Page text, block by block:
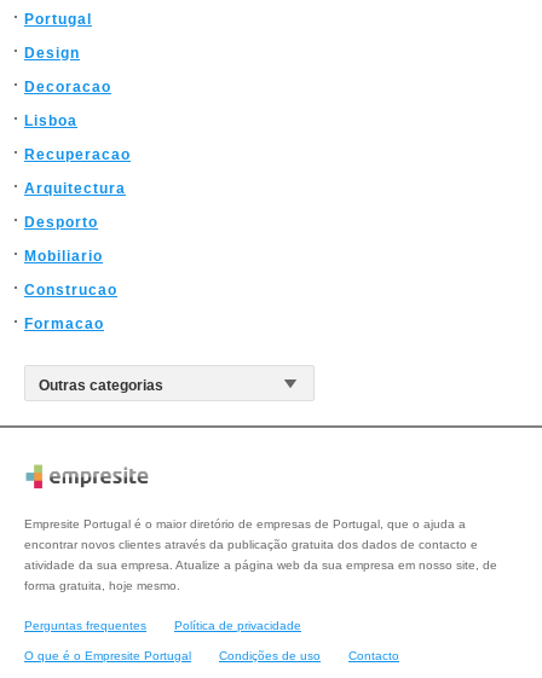
Portugal
Design
Decoracao
Lisboa
Recuperacao
Arquitectura
Desporto
Mobiliario
Construcao
Formacao
Empresite Portugal é o maior diretório de empresas de Portugal, que o ajuda a
encontrar novos clientes através da publicação gratuita dos dados de contacto e
atividade da sua empresa. Atualize a página web da sua empresa em nosso site, de
forma gratuita, hoje mesmo.
Perguntas frequentes Política de privacidade
O que é o Empresite Portugal Condições de uso Contacto